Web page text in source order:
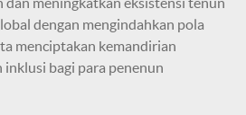
dengan mengindahkan pola
menciptakan kemandirian
bagi para penenun